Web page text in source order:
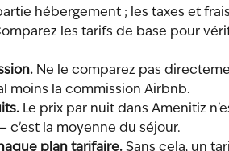
hébergement ; les taxes et frais
les tarifs de base pour
Ne le comparez pas
moins la commission Airbnb.
Le prix par nuit dans Amenitiz
c'est la moyenne du séjour.
plan tarifaire. Sans cela, un